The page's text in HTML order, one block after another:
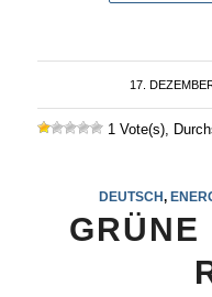
17. /
1 Vote(s),
DEUTSCH,
GRÜNE